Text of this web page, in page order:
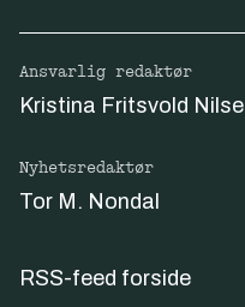
Ansvarlig redaktør
Kristina Fritsvold
Nyhetsredaktør
Tor M. Nondal
RSS-feed forside